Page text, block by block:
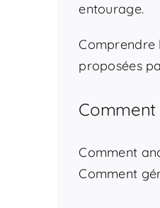
entourage.
Comprendre
proposées
Comment
Comment